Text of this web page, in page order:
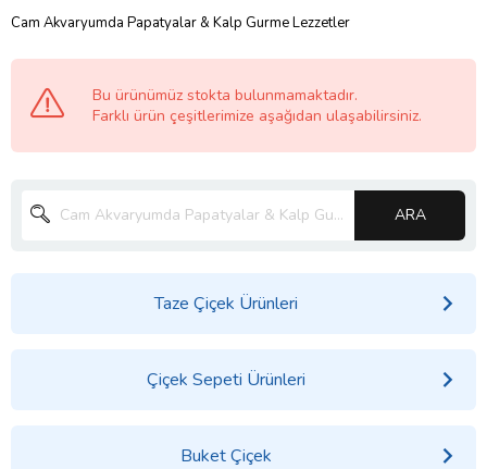
Cam Akvaryumda Papatyalar & Kalp Gurme Lezzetler
Bu ürünümüz stokta bulunmamaktadır.
Farklı ürün çeşitlerimize aşağıdan ulaşabilirsiniz.
ARA
Taze Çiçek Ürünleri
Çiçek Sepeti Ürünleri
Buket Çiçek